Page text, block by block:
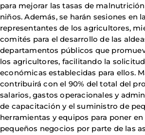
para mejorar las tasas de
niños. Además, se harán sesiones en
representantes de los agricultores,
comités para el desarrollo de las
departamentos públicos que
los agricultores, facilitando la
económicas establecidas para ellos.
contribuirá con el 90% del total del
salarios, gastos operacionales y
de capacitación y el suministro de
herramientas y equipos para poner
pequeños negocios por parte de las